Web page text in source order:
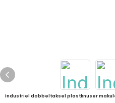
Industriel dobbeltaksel plastknuser